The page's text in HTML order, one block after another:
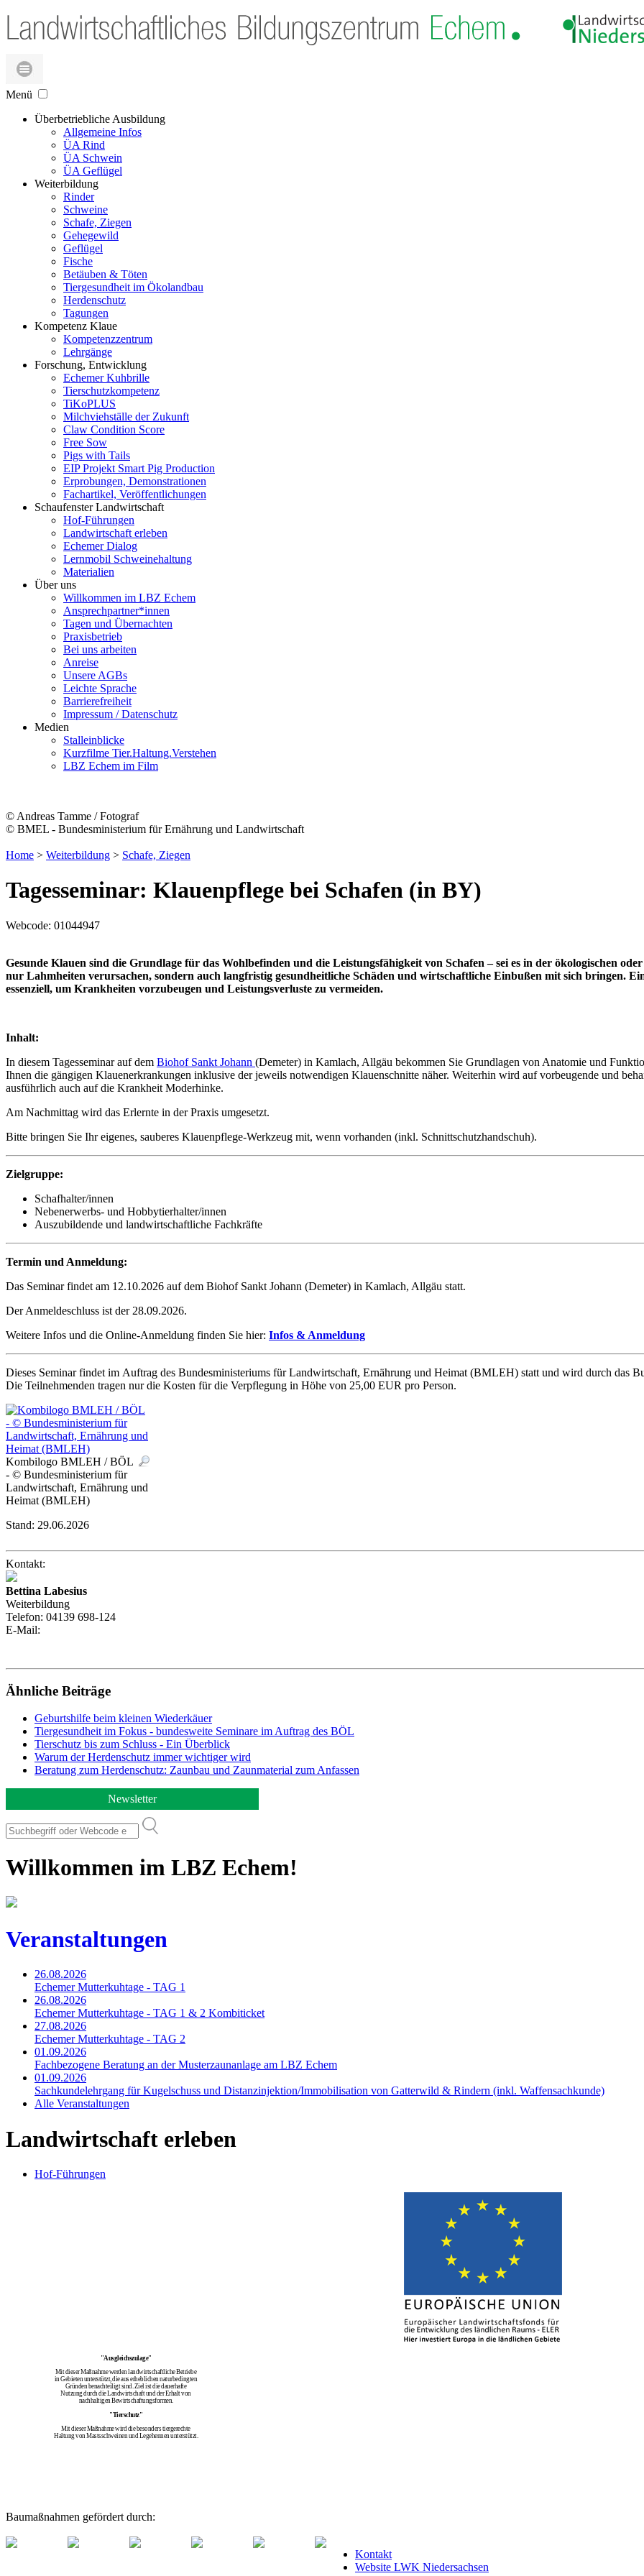
Menü
Überbetriebliche Ausbildung
Allgemeine Infos
ÜA Rind
ÜA Schwein
ÜA Geflügel
Weiterbildung
Rinder
Schweine
Schafe, Ziegen
Gehegewild
Geflügel
Fische
Betäuben & Töten
Tiergesundheit im Ökolandbau
Herdenschutz
Tagungen
Kompetenz Klaue
Kompetenzzentrum
Lehrgänge
Forschung, Entwicklung
Echemer Kuhbrille
Tierschutzkompetenz
TiKoPLUS
Milchviehställe der Zukunft
Claw Condition Score
Free Sow
Pigs with Tails
EIP Projekt Smart Pig Production
Erprobungen, Demonstrationen
Fachartikel, Veröffentlichungen
Schaufenster Landwirtschaft
Hof-Führungen
Landwirtschaft erleben
Echemer Dialog
Lernmobil Schweinehaltung
Materialien
Über uns
Willkommen im LBZ Echem
Ansprechpartner*innen
Tagen und Übernachten
Praxisbetrieb
Bei uns arbeiten
Anreise
Unsere AGBs
Leichte Sprache
Barrierefreiheit
Impressum / Datenschutz
Medien
Stalleinblicke
Kurzfilme Tier.Haltung.Verstehen
LBZ Echem im Film
© Andreas Tamme / Fotograf
© BMEL - Bundesministerium für Ernährung und Landwirtschaft
Home > Weiterbildung > Schafe, Ziegen
Tagesseminar: Klauenpflege bei Schafen (in BY)
Webcode: 01044947
Gesunde Klauen sind die Grundlage für das Wohlbefinden und die Leistungsfähigkeit von Schafen – sei es in der ökologischen
nur Lahmheiten verursachen, sondern auch langfristig gesundheitliche Schäden und wirtschaftliche Einbußen mit sich bringen.
essenziell, um Krankheiten vorzubeugen und Leistungsverluste zu vermeiden.
Inhalt:
In diesem Tagesseminar auf dem Biohof Sankt Johann (Demeter) in Kamlach, Allgäu bekommen Sie Grundlagen von Anatomie und
Ihnen die gängigen Klauenerkrankungen inklusive der jeweils notwendigen Klauenschnitte näher. Weiterhin wird auf vorbeugende und
ausführlich auch auf die Krankheit Moderhinke.
Am Nachmittag wird das Erlernte in der Praxis umgesetzt.
Bitte bringen Sie Ihr eigenes, sauberes Klauenpflege-Werkzeug mit, wenn vorhanden (inkl. Schnittschutzhandschuh).
Zielgruppe:
Schafhalter/innen
Nebenerwerbs- und Hobbytierhalter/innen
Auszubildende und landwirtschaftliche Fachkräfte
Termin und Anmeldung:
Das Seminar findet am 12.10.2026 auf dem Biohof Sankt Johann (Demeter) in Kamlach, Allgäu statt.
Der Anmeldeschluss ist der 28.09.2026.
Weitere Infos und die Online-Anmeldung finden Sie hier: Infos & Anmeldung
Dieses Seminar findet im Auftrag des Bundesministeriums für Landwirtschaft, Ernährung und Heimat (BMLEH) statt und wird durch das
Die Teilnehmenden tragen nur die Kosten für die Verpflegung in Höhe von 25,00 EUR pro Person.
Kombilogo BMLEH / BÖL
- © Bundesministerium für
Landwirtschaft, Ernährung und
Heimat (BMLEH)
Stand: 29.06.2026
Kontakt:
Bettina Labesius
Weiterbildung
Telefon: 04139 698-124
E-Mail:
Ähnliche Beiträge
Geburtshilfe beim kleinen Wiederkäuer
Tiergesundheit im Fokus - bundesweite Seminare im Auftrag des BÖL
Tierschutz bis zum Schluss - Ein Überblick
Warum der Herdenschutz immer wichtiger wird
Beratung zum Herdenschutz: Zaunbau und Zaunmaterial zum Anfassen
Newsletter
Willkommen im LBZ Echem!
Veranstaltungen
26.08.2026
Echemer Mutterkuhtage - TAG 1
26.08.2026
Echemer Mutterkuhtage - TAG 1 & 2 Kombiticket
27.08.2026
Echemer Mutterkuhtage - TAG 2
01.09.2026
Fachbezogene Beratung an der Musterzaunanlage am LBZ Echem
01.09.2026
Sachkundelehrgang für Kugelschuss und Distanzinjektion/Immobilisation von Gatterwild & Rindern (inkl. Waffensachkunde)
Alle Veranstaltungen
Landwirtschaft erleben
Hof-Führungen
"Ausgleichszulage"
Mit dieser Maßnahme werden landwirtschaftliche Betriebe
in Gebieten unterstützt, die aus erheblichen naturbedingten
Gründen benachteiligt sind. Ziel ist die dauerhafte
Nutzung durch die Landwirtschaft und der Erhalt von
nachhaltigen Bewirtschaftungsformen.
"Tierschutz"
Mit dieser Maßnahme wird die besonders tiergerechte
Haltung von Mastsschweinen und Legehennen unterstützt.
Baumaßnahmen gefördert durch:
Kontakt
Website LWK Niedersachsen